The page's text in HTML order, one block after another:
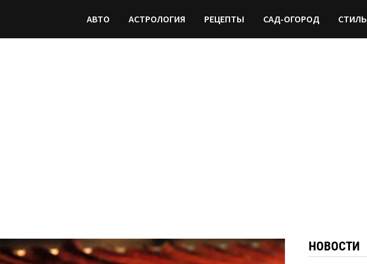
АВТО АСТРОЛОГИЯ РЕЦЕПТЫ САД-ОГОРОД СТИЛЬ
НОВОСТИ